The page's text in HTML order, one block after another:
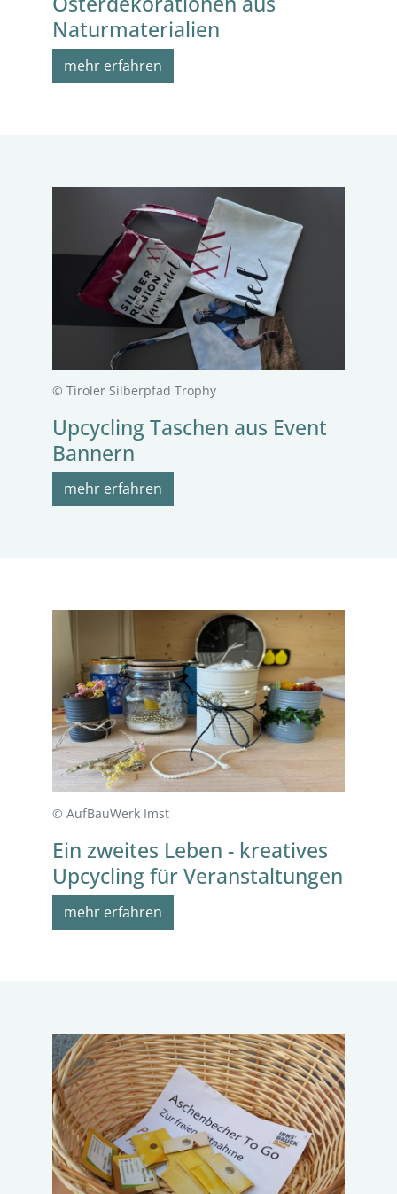
Naturmaterialien
mehr erfahren
© Tiroler Silberpfad Trophy
Upcycling Taschen aus Event
Bannern
mehr erfahren
© AufBauWerk Imst
Ein zweites Leben - kreatives
Upcycling für Veranstaltungen
mehr erfahren